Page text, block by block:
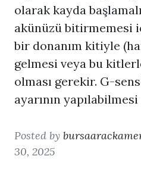
olarak kayda
akünüzü bitirmemesi
bir donanım kitiyle
gelmesi veya bu
olması gerekir. G-
ayarının
Posted by
30, 2025